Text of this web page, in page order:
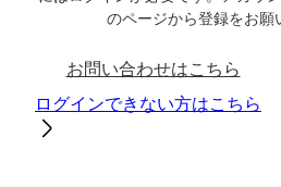
のページから登録をお願
お問い合わせはこちら
ログインできない方はこちら